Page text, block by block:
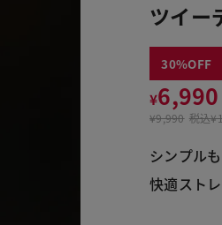
ツイー
30
¥6,990
¥9,990 税込
シンプル
快適スト